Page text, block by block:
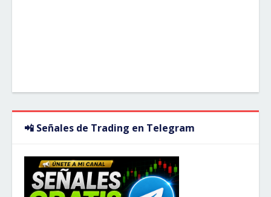
📲 Señales de Trading en Telegram